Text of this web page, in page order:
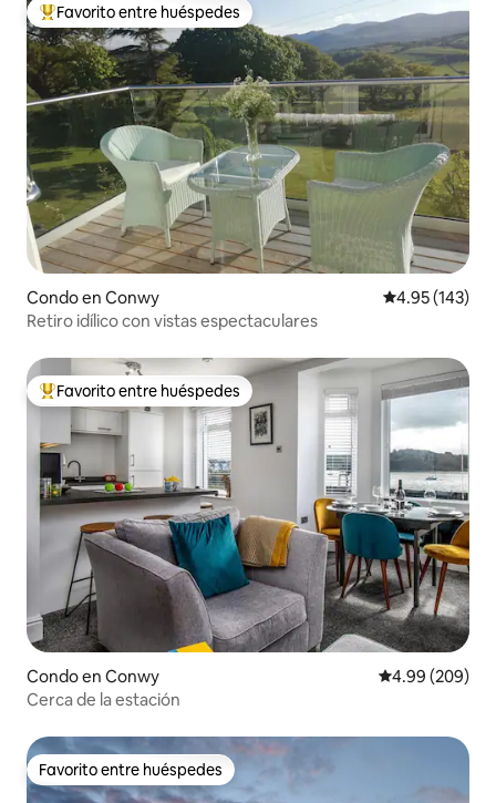
Favorito entre huéspedes preferido
Favorito entre huéspedes
Condo en Conwy Calificación
4.95 (143)
Retiro idílico con vistas espectaculares
Favorito entre huéspedes preferido
Favorito entre huéspedes
Condo en Conwy Calificación
4.99 (209)
Cerca de la estación
Favorito entre huéspedes
Favorito entre huéspedes